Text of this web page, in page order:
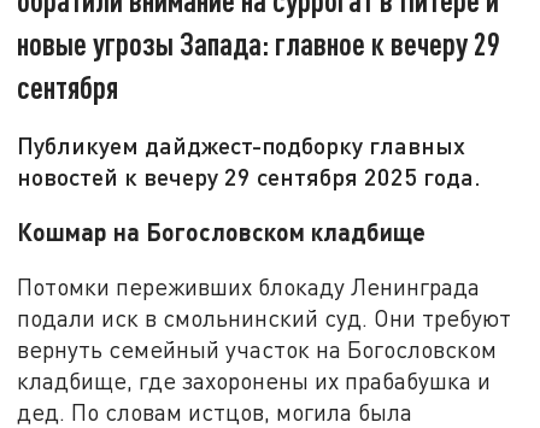
новые угрозы Запада: главное к вечеру 29
сентября
Публикуем дайджест-подборку главных
новостей к вечеру 29 сентября 2025 года.
Кошмар на Богословском кладбище
Потомки переживших блокаду Ленинграда
подали иск в смольнинский суд. Они требуют
вернуть семейный участок на Богословском
кладбище, где захоронены их прабабушка и
дед. По словам истцов, могила была